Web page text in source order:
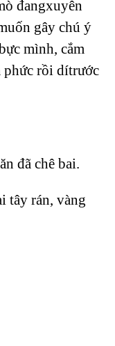
đangxuyên
gây chú ý
mình, cắm
phức rồi dítrước
đã chê bai.
tây rán, vàng